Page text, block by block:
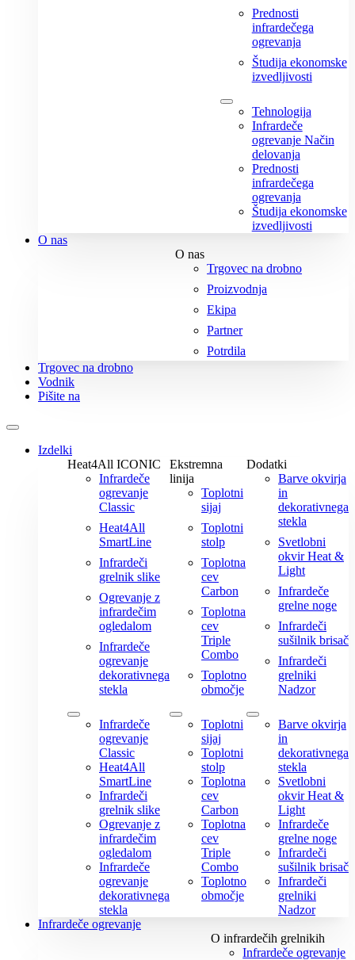
Prednosti
infrardečega
ogrevanja
Študija ekonomske
izvedljivosti
Tehnologija
Infrardeče
ogrevanje Način
delovanja
Prednosti
infrardečega
ogrevanja
Študija ekonomske
izvedljivosti
O nas
O nas
Trgovec na drobno
Proizvodnja
Ekipa
Partner
Potrdila
Trgovec na drobno
Vodnik
Pišite na
Izdelki
Heat4All ICONIC
Infrardeče
ogrevanje
Classic
Heat4All
SmartLine
Infrardeči
grelnik slike
Ogrevanje z
infrardečim
ogledalom
Infrardeče
ogrevanje
dekorativnega
stekla
Infrardeče
ogrevanje
Classic
Heat4All
SmartLine
Infrardeči
grelnik slike
Ogrevanje z
infrardečim
ogledalom
Infrardeče
ogrevanje
dekorativnega
stekla
Ekstremna
linija
Toplotni
sijaj
Toplotni
stolp
Toplotna
cev
Carbon
Toplotna
cev
Triple
Combo
Toplotno
območje
Toplotni
sijaj
Toplotni
stolp
Toplotna
cev
Carbon
Toplotna
cev
Triple
Combo
Toplotno
območje
Dodatki
Barve okvirja
in
dekorativnega
stekla
Svetlobni
okvir Heat &
Light
Infrardeče
grelne noge
Infrardeči
sušilnik brisač
Infrardeči
grelniki
Nadzor
Barve okvirja
in
dekorativnega
stekla
Svetlobni
okvir Heat &
Light
Infrardeče
grelne noge
Infrardeči
sušilnik brisač
Infrardeči
grelniki
Nadzor
Infrardeče ogrevanje
O infrardečih grelnikih
Infrardeče ogrevanje